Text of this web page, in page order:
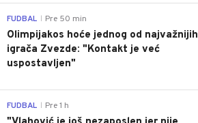
FUDBAL Pre 50 min
Olimpijakos hoće jednog od najvažnijih
igrača Zvezde: "Kontakt je već
uspostavljen"
FUDBAL Pre 1 h